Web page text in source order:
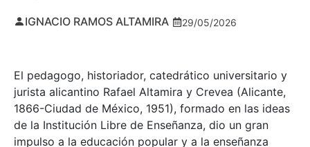
IGNACIO RAMOS ALTAMIRA 29/05/2026
El pedagogo, historiador, catedrático universitario y
jurista alicantino Rafael Altamira y Crevea (Alicante,
1866-Ciudad de México, 1951), formado en las ideas
de la Institución Libre de Enseñanza, dio un gran
impulso a la educación popular y a la enseñanza